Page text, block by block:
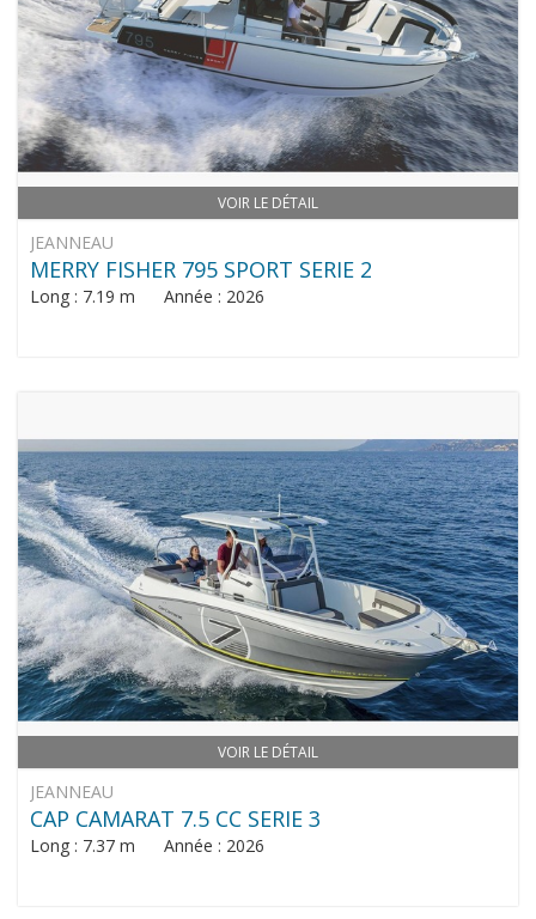
VOIR LE DÉTAIL
JEANNEAU
MERRY FISHER 795 SPORT SERIE 2
Long : 7.19 m Année : 2026
VOIR LE DÉTAIL
JEANNEAU
CAP CAMARAT 7.5 CC SERIE 3
Long : 7.37 m Année : 2026